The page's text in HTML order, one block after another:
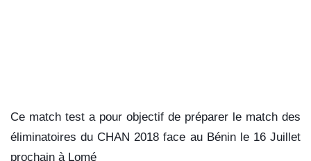
Ce match test a pour objectif de préparer le match des
éliminatoires du CHAN 2018 face au Bénin le 16 Juillet
prochain à Lomé